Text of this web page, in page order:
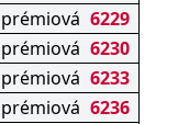
prémiová 6229
prémiová 6230
prémiová 6233
prémiová 6236